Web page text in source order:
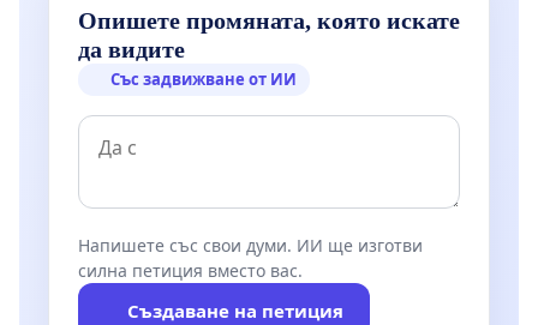
Опишете промяната, която искате
да видите
Със задвижване от ИИ
Напишете със свои думи. ИИ ще изготви
силна петиция вместо вас.
Създаване на петиция